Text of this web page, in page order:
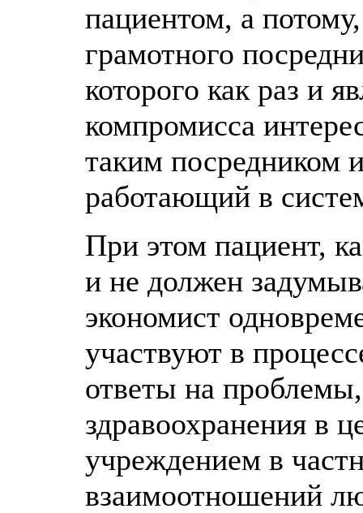
пациентом, а
грамотного
которого как раз и
компромисса
таким посредником
работающий в
При этом пациент,
и не должен
экономист
участвуют в
ответы на
здравоохранения в
учреждением в
взаимоотношений